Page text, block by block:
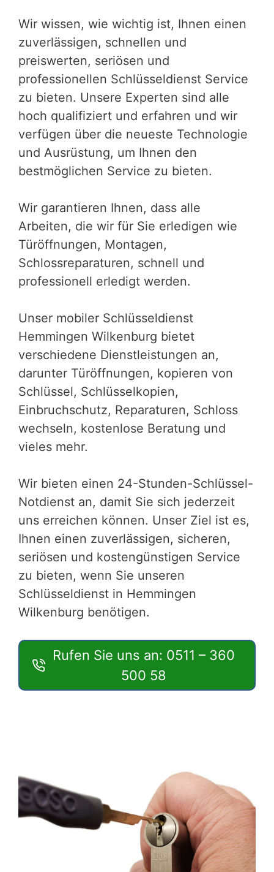
Wir wissen, wie wichtig ist, Ihnen einen
zuverlässigen, schnellen und
preiswerten, seriösen und
professionellen Schlüsseldienst Service
zu bieten. Unsere Experten sind alle
hoch qualifiziert und erfahren und wir
verfügen über die neueste Technologie
und Ausrüstung, um Ihnen den
bestmöglichen Service zu bieten.
Wir garantieren Ihnen, dass alle
Arbeiten, die wir für Sie erledigen wie
Türöffnungen, Montagen,
Schlossreparaturen, schnell und
professionell erledigt werden.
Unser mobiler Schlüsseldienst
Hemmingen Wilkenburg bietet
verschiedene Dienstleistungen an,
darunter Türöffnungen, kopieren von
Schlüssel, Schlüsselkopien,
Einbruchschutz, Reparaturen, Schloss
wechseln, kostenlose Beratung und
vieles mehr.
Wir bieten einen 24-Stunden-Schlüssel-
Notdienst an, damit Sie sich jederzeit
uns erreichen können. Unser Ziel ist es,
Ihnen einen zuverlässigen, sicheren,
seriösen und kostengünstigen Service
zu bieten, wenn Sie unseren
Schlüsseldienst in Hemmingen
Wilkenburg benötigen.
Rufen Sie uns an: 0511 – 360
500 58